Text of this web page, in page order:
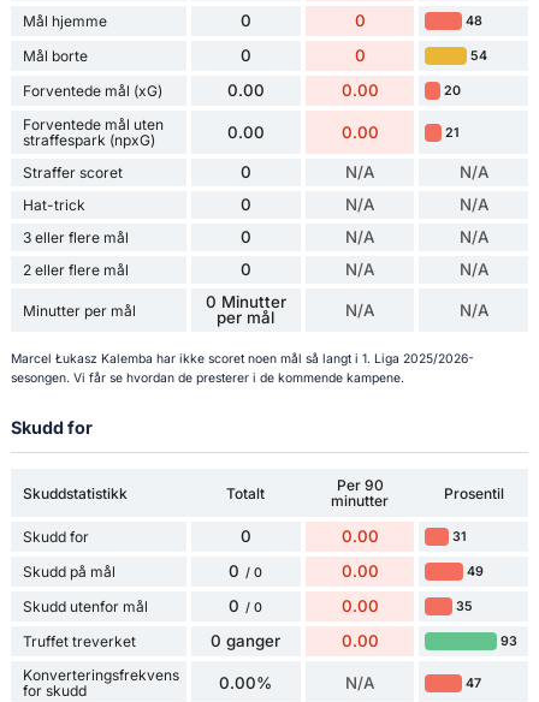
Mål hjemme 0 0 48
Mål borte 0 0 54
Forventede mål (xG) 0.00 0.00 20
Forventede mål uten
straffespark (npxG)
0.00 0.00 21
Straffer scoret 0 N/A N/A
Hat-trick 0 N/A N/A
3 eller flere mål 0 N/A N/A
2 eller flere mål 0 N/A N/A
Minutter per mål
0 Minutter
per mål
N/A N/A
Marcel Łukasz Kalemba har ikke scoret noen mål så langt i 1. Liga 2025/2026-
sesongen. Vi får se hvordan de presterer i de kommende kampene.
Skudd for
Skuddstatistikk Totalt
Per 90
minutter
Prosentil
Skudd for 0 0.00 31
Skudd på mål 0 / 0 0.00 49
Skudd utenfor mål 0 / 0 0.00 35
Truffet treverket 0 ganger 0.00 93
Konverteringsfrekvens
for skudd
0.00% N/A 47